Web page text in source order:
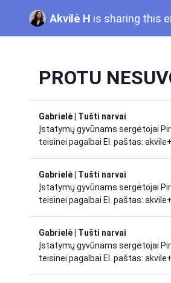
Akvilė H is sharing this
PROTU
Gabrielė | Tušti narvai
Įstatymų gyvūnams sergėtojai
teisinei pagalbai El. paštas:
Gabrielė | Tušti narvai
Įstatymų gyvūnams sergėtojai
teisinei pagalbai El. paštas:
Gabrielė | Tušti narvai
Įstatymų gyvūnams sergėtojai
teisinei pagalbai El. paštas: